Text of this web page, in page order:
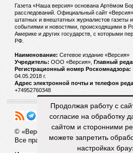
Газета «Наша версия» основана Артёмом
расследований. Официальный сайт
штатных и внештатных журналистов газеты
событиями и новостями, происходящими в
Америке и других государств, с которыми
РФ.
Наименование: Cетевое издание «Версия»
Учредитель: ООО «Версия», Главный
Регистрационный номер Роскомнадзора:
04.05.2018 г.
Адрес электронной почты и телефон
+74952760348
© «Версия» 18+
Все права защищены
Продолжая работу с
согласие на обработку
сайтом и сторонними
можете запретить
настройках